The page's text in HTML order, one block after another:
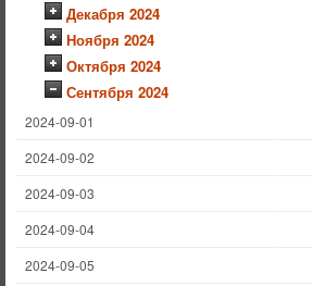
Декабря 2024
Ноября 2024
Октября 2024
Сентября 2024
2024-09-01
2024-09-02
2024-09-03
2024-09-04
2024-09-05